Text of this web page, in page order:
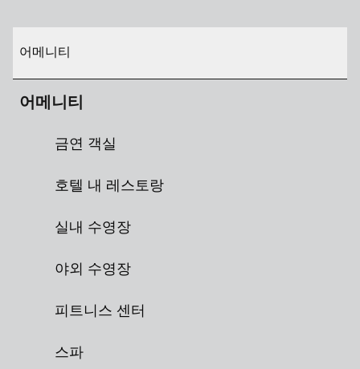
어메니티
어메니티
금연 객실
호텔 내 레스토랑
실내 수영장
야외 수영장
피트니스 센터
스파